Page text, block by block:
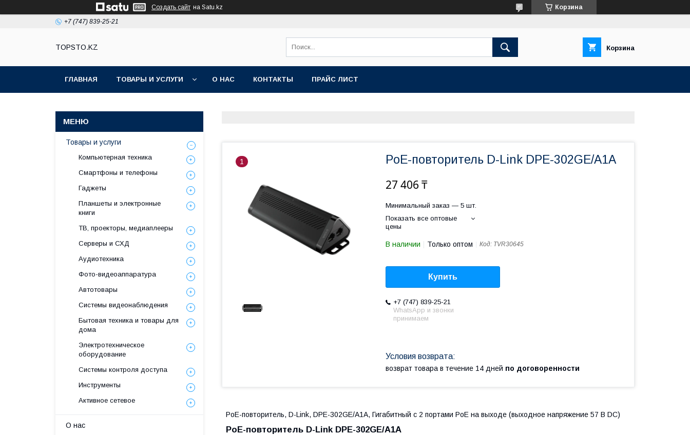
Создать сайт на Satu.kz Корзина
+7 (747) 839-25-21
TOPSTO.KZ Корзина
ГЛАВНАЯ ТОВАРЫ И УСЛУГИ О НАС КОНТАКТЫ ПРАЙС ЛИСТ
1 PoE-повторитель D-Link DPE-302GE/A1A
27 406 ₸
Минимальный заказ — 5 шт.
Показать все оптовые
цены
В наличии Только оптом Код: TVR30645
Купить
+7 (747) 839-25-21
WhatsApp и звонки
принимаем
возврат товара в течение 14 дней по договоренности
PoE-повторитель, D-Link, DPE-302GE/A1A, Гигабитный с 2 портами PoE на выходе (выходное напряжение 57 В DC)
PoE-повторитель D-Link DPE-302GE/A1A
Товары и услуги
Компьютерная техника
Смартфоны и телефоны
Гаджеты
Планшеты и электронные
книги
ТВ, проекторы, медиаплееры
Серверы и СХД
Аудиотехника
Фото-видеоаппаратура
Автотовары
Системы видеонаблюдения
Бытовая техника и товары для
дома
Электротехническое
оборудование
Системы контроля доступа
Инструменты
Активное сетевое
О нас